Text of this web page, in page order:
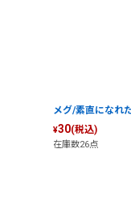
メグ/素直になれ
¥30(税込)
在庫数26点